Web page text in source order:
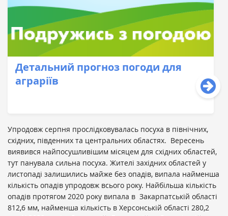
Детальний прогноз погоди для
аграріїв
Упродовж серпня прослідковувалась посуха в північних,
східних, південних та центральних областях. Вересень
виявився найпосушливішим місяцем для східних областей,
тут панувала сильна посуха. Жителі західних областей у
листопаді залишились майже без опадів, випала найменша
кількість опадів упродовж всього року. Найбільша кількість
опадів протягом 2020 року випала в Закарпатській області
812,6 мм, найменша кількість в Херсонській області 280,2